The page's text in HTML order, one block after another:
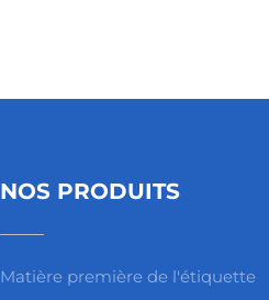
NOS PRODUITS
Matière première de l'étiquette